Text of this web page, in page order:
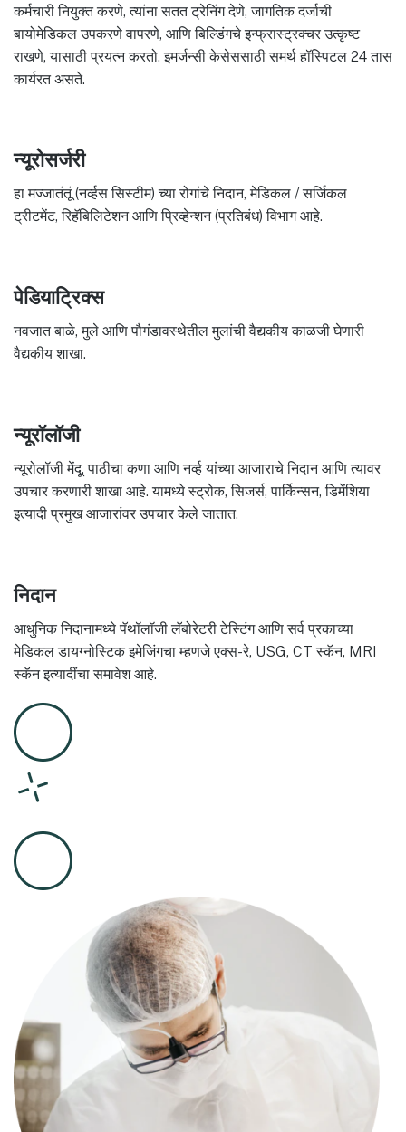
कर्मचारी नियुक्त करणे, त्यांना सतत ट्रेनिंग देणे, जागतिक दर्जाची
बायोमेडिकल उपकरणे वापरणे, आणि बिल्डिंगचे इन्फ्रास्ट्रक्चर उत्कृष्ट
राखणे, यासाठी प्रयत्न करतो. इमर्जन्सी केसेससाठी समर्थ हॉस्पिटल 24 तास
कार्यरत असते.
न्यूरोसर्जरी
हा मज्जातंतूं (नर्व्हस सिस्टीम) च्या रोगांचे निदान, मेडिकल / सर्जिकल
ट्रीटमेंट, रिहॅबिलिटेशन आणि प्रिव्हेन्शन (प्रतिबंध) विभाग आहे.
पेडियाट्रिक्स
नवजात बाळे, मुले आणि पौगंडावस्थेतील मुलांची वैद्यकीय काळजी घेणारी
वैद्यकीय शाखा.
न्यूरॉलॉजी
न्यूरोलॉजी मेंदू, पाठीचा कणा आणि नर्व्ह यांच्या आजाराचे निदान आणि त्यावर
उपचार करणारी शाखा आहे. यामध्ये स्ट्रोक, सिजर्स, पार्किन्सन, डिमेंशिया
इत्यादी प्रमुख आजारांवर उपचार केले जातात.
निदान
आधुनिक निदानामध्ये पॅथॉलॉजी लॅबोरेटरी टेस्टिंग आणि सर्व प्रकाच्या
मेडिकल डायग्नोस्टिक इमेजिंगचा म्हणजे एक्स-रे, USG, CT स्कॅन, MRI
स्कॅन इत्यादींचा समावेश आहे.